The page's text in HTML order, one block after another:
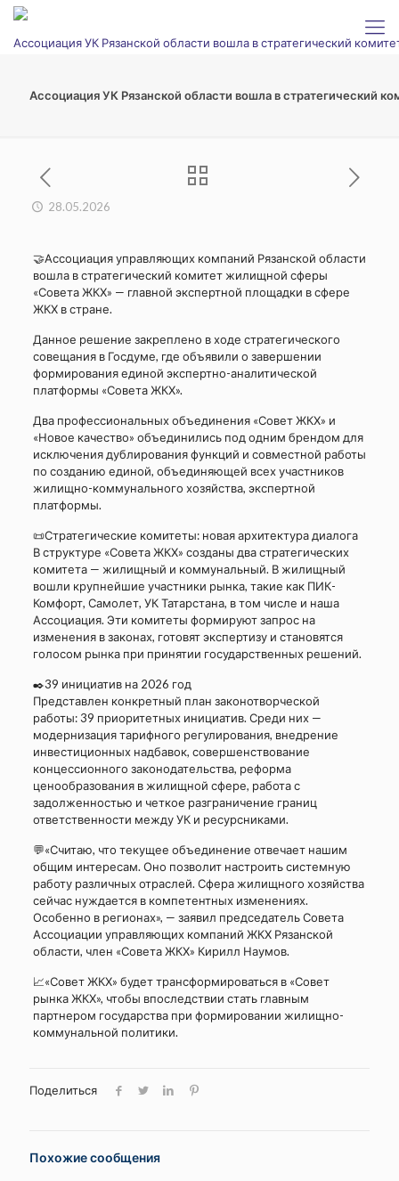
Ассоциация УК Рязанской области вошла в стратегический
28.05.2026
🤝Ассоциация управляющих компаний Рязанской области
вошла в стратегический комитет жилищной сферы
«Совета ЖКХ» — главной экспертной площадки в сфере
ЖКХ в стране.
Данное решение закреплено в ходе стратегического
совещания в Госдуме, где объявили о завершении
формирования единой экспертно-аналитической
платформы «Совета ЖКХ».
Два профессиональных объединения «Совет ЖКХ» и
«Новое качество» объединились под одним брендом для
исключения дублирования функций и совместной работы
по созданию единой, объединяющей всех участников
жилищно-коммунального хозяйства, экспертной
платформы.
📜Стратегические комитеты: новая архитектура диалога
В структуре «Совета ЖКХ» созданы два стратегических
комитета — жилищный и коммунальный. В жилищный
вошли крупнейшие участники рынка, такие как ПИК-
Комфорт, Самолет, УК Татарстана, в том числе и наша
Ассоциация. Эти комитеты формируют запрос на
изменения в законах, готовят экспертизу и становятся
голосом рынка при принятии государственных решений.
✒️39 инициатив на 2026 год
Представлен конкретный план законотворческой
работы: 39 приоритетных инициатив. Среди них —
модернизация тарифного регулирования, внедрение
инвестиционных надбавок, совершенствование
концессионного законодательства, реформа
ценообразования в жилищной сфере, работа с
задолженностью и четкое разграничение границ
ответственности между УК и ресурсниками.
💬«Считаю, что текущее объединение отвечает нашим
общим интересам. Оно позволит настроить системную
работу различных отраслей. Сфера жилищного хозяйства
сейчас нуждается в компетентных изменениях.
Особенно в регионах», — заявил председатель Совета
Ассоциации управляющих компаний ЖКХ Рязанской
области, член «Совета ЖКХ» Кирилл Наумов.
📈«Совет ЖКХ» будет трансформироваться в «Совет
рынка ЖКХ», чтобы впоследствии стать главным
партнером государства при формировании жилищно-
коммунальной политики.
Поделиться
Похожие сообщения